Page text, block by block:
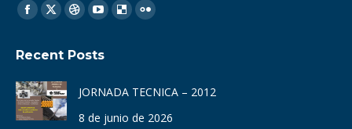
Find us on:
Facebook
opens
in
new
window
X
opens
in
new
window
Dribbble
opens
new
window
YouTube
opens
new
window
Delicious
new
window
Flickr
new
window
Recent Posts
JORNADA TECNICA – 2012
8 de junio de 2026